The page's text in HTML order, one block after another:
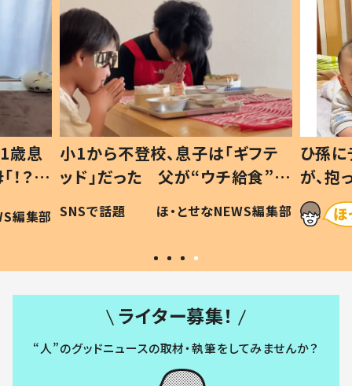
歳息
？」
編集部
小1から不登校、息子は「ギフテ
ッド」だった 父が“ウチ給食”を
作り続ける理由とは #令和の親
#令和の子
SNSで話題 ほ・とせなNEWS編集部
ひ孫
が、
「涙が
い」
ライター募集！
“人”のグッドニュースの取材・執筆をしてみませんか？